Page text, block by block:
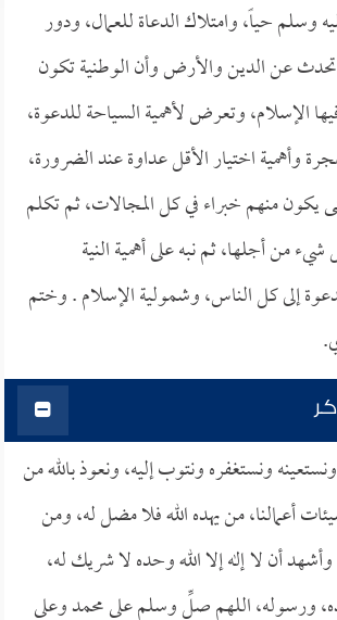
وسلم حياً، وامتلاك الدعاة للعمال، ودور
تحدث عن الدين والأرض وأن الوطنية تكون
الإسلام، وتعرض لأهمية السياحة للدعوة،
وأهمية اختيار الأقل عداوة عند الضرورة،
يكون منهم خبراء في كل المجالات، ثم تكلم
من أجلها، ثم نبه على أهمية النية
إلى كل الناس، وشمولية الإسلام . وختم
ونستغفره ونتوب إليه، ونعوذ بالله من
أعمالنا، من يهده الله فلا مضل له، ومن
أن لا إله إلا الله وحده لا شريك له،
ورسوله، اللهم صلِّ وسلم على محمد وعلى